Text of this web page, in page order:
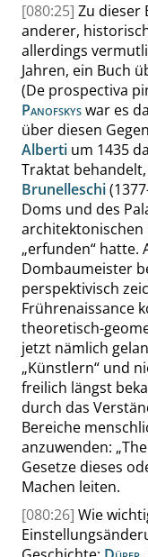
[080:25] Zu dieser
anderer,
allerdings
Jahren, ein Buch
(De prospectiva
Panofskyswar es
über diesen
Alberti um 1435
Traktat
Brunelleschi
Doms und des
architektonischen
„erfunden“ hatte.
Dombaumeister
perspektivisch
Frührenaissance
theoretisch-
jetzt nämlich
„Künstlern“ und
freilich längst
durch das
Bereiche
anzuwenden: „
Gesetze dieses
Machen leiten.
[080:26] Wie